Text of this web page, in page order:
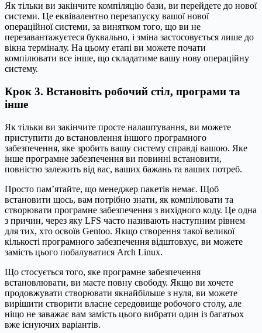
Як тільки ви закінчите компіляцію бази, ви перейдете до нової
системи. Це еквівалентно перезапуску вашої нової
операційної системи, за винятком того, що ви не
перезавантажуєтеся буквально, і зміна застосовується лише до
вікна терміналу. На цьому етапі ви можете почати
компілювати все інше, що складатиме вашу нову операційну
систему.
Крок 3. Встановіть робочий стіл, програми та
інше
Як тільки ви закінчите просте налаштування, ви можете
приступити до встановлення іншого програмного
забезпечення, яке зробить вашу систему справді вашою. Яке
інше програмне забезпечення ви повинні встановити,
повністю залежить від вас, ваших бажань та ваших потреб.
Просто пам’ятайте, що менеджер пакетів немає. Щоб
встановити щось, вам потрібно знати, як компілювати та
створювати програмне забезпечення з вихідного коду. Це одна
з причин, через яку LFS часто називають наступним рівнем
для тих, хто освоїв Gentoo. Якщо створення такої великої
кількості програмного забезпечення відштовхує, ви можете
замість цього побалуватися Arch Linux.
Що стосується того, яке програмне забезпечення
встановлювати, ви маєте повну свободу. Якщо ви хочете
продовжувати створювати якнайбільше з нуля, ви можете
вирішити створити власне середовище робочого столу, але
ніщо не заважає вам замість цього вибрати один із багатьох
вже існуючих варіантів.